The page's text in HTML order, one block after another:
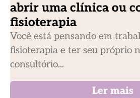
abrir uma clínica ou
fisioterapia
Você está pensando em
fisioterapia e ter seu próprio
consultório...
Ler mais